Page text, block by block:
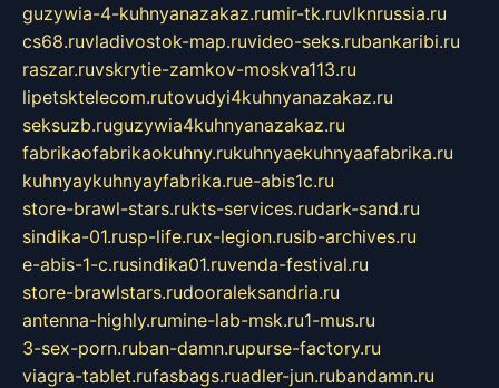
guzywia-4-kuhnyanazakaz.rumir-tk.ruvlknrussia.ru
cs68.ruvladivostok-map.ruvideo-seks.rubankaribi.ru
raszar.ruvskrytie-zamkov-moskva113.ru
lipetsktelecom.rutovudyi4kuhnyanazakaz.ru
seksuzb.ruguzywia4kuhnyanazakaz.ru
fabrikaofabrikaokuhny.rukuhnyaekuhnyaafabrika.ru
kuhnyaykuhnyayfabrika.rue-abis1c.ru
store-brawl-stars.rukts-services.rudark-sand.ru
sindika-01.rusp-life.rux-legion.rusib-archives.ru
e-abis-1-c.rusindika01.ruvenda-festival.ru
store-brawlstars.rudooraleksandria.ru
antenna-highly.rumine-lab-msk.ru1-mus.ru
3-sex-porn.ruban-damn.rupurse-factory.ru
viagra-tablet.rufasbags.ruadler-jun.rubandamn.ru